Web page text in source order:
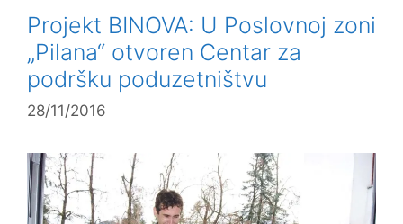
Projekt BINOVA: U Poslovnoj zoni
„Pilana“ otvoren Centar za
podršku poduzetništvu
28/11/2016